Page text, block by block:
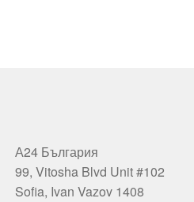
А24 България
99, Vitosha Blvd Unit #102
Sofia, Ivan Vazov 1408